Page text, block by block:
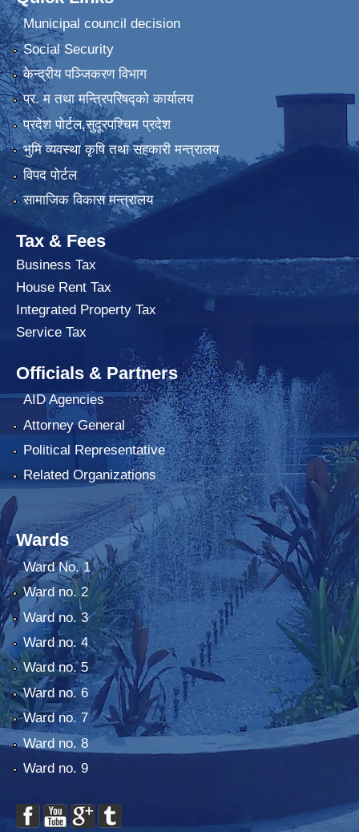
Municipal council decision
Social Security
केन्द्रीय पञ्जिकरण विभाग
प्र. म तथा मन्त्रिपरिषद्को कार्यालय
प्रदेश पाेर्टल,सुदूरपश्चिम प्रदेश
भुमि व्यवस्था कृषि तथा सहकारी मन्त्रालय
विपद पोर्टल
सामाजिक विकास मन्त्रालय
Tax & Fees
Business Tax
House Rent Tax
Integrated Property Tax
Service Tax
Officials & Partners
AID Agencies
Attorney General
Political Representative
Related Organizations
Wards
Ward No. 1
Ward no. 2
Ward no. 3
Ward no. 4
Ward no. 5
Ward no. 6
Ward no. 7
Ward no. 8
Ward no. 9